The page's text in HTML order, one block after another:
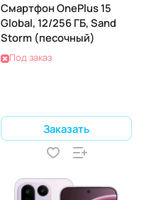
Смартфон OnePlus 15
Global, 12/256 ГБ, Sand
Storm (песочный)
Под заказ
Заказать